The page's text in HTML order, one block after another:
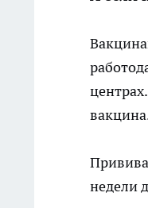
недели